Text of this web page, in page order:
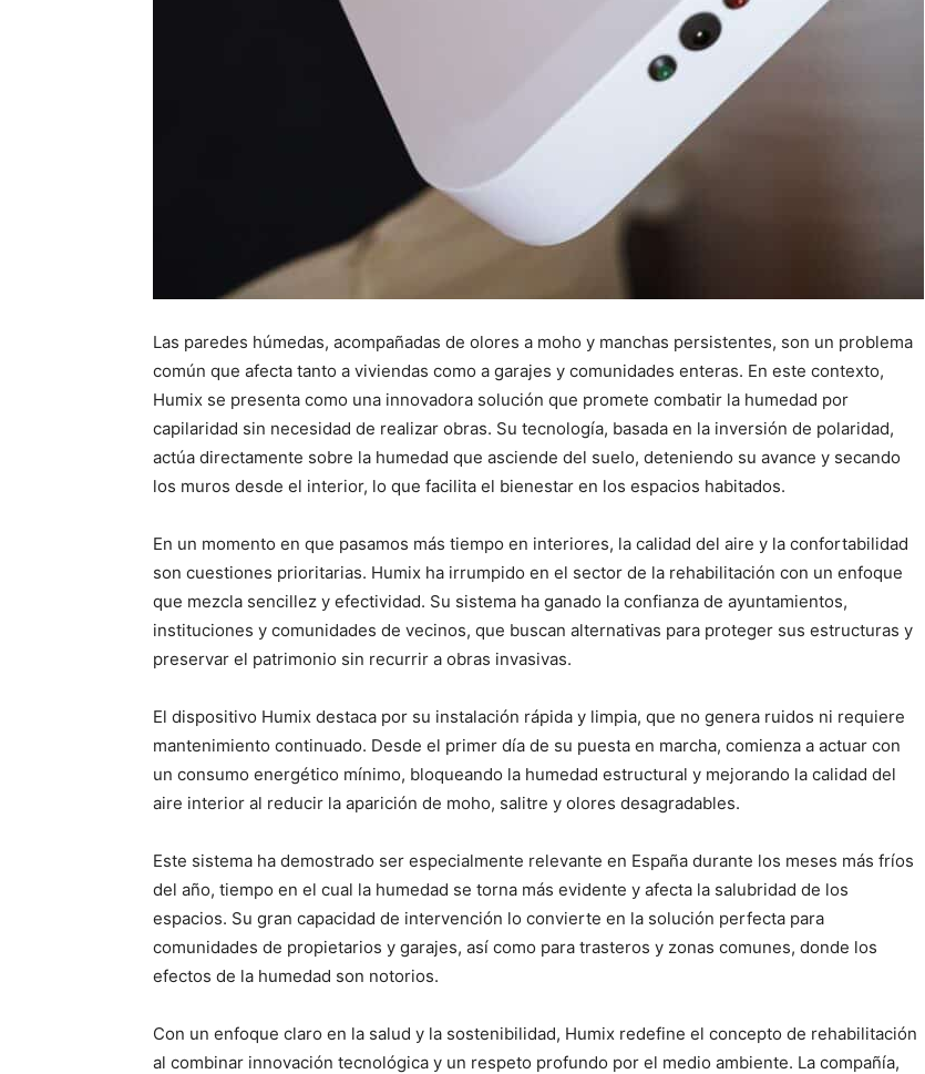
Las paredes húmedas, acompañadas de olores a moho y manchas persistentes, son un problema
común que afecta tanto a viviendas como a garajes y comunidades enteras. En este contexto,
Humix se presenta como una innovadora solución que promete combatir la humedad por
capilaridad sin necesidad de realizar obras. Su tecnología, basada en la inversión de polaridad,
actúa directamente sobre la humedad que asciende del suelo, deteniendo su avance y secando
los muros desde el interior, lo que facilita el bienestar en los espacios habitados.
En un momento en que pasamos más tiempo en interiores, la calidad del aire y la confortabilidad
son cuestiones prioritarias. Humix ha irrumpido en el sector de la rehabilitación con un enfoque
que mezcla sencillez y efectividad. Su sistema ha ganado la confianza de ayuntamientos,
instituciones y comunidades de vecinos, que buscan alternativas para proteger sus estructuras y
preservar el patrimonio sin recurrir a obras invasivas.
El dispositivo Humix destaca por su instalación rápida y limpia, que no genera ruidos ni requiere
mantenimiento continuado. Desde el primer día de su puesta en marcha, comienza a actuar con
un consumo energético mínimo, bloqueando la humedad estructural y mejorando la calidad del
aire interior al reducir la aparición de moho, salitre y olores desagradables.
Este sistema ha demostrado ser especialmente relevante en España durante los meses más fríos
del año, tiempo en el cual la humedad se torna más evidente y afecta la salubridad de los
espacios. Su gran capacidad de intervención lo convierte en la solución perfecta para
comunidades de propietarios y garajes, así como para trasteros y zonas comunes, donde los
efectos de la humedad son notorios.
Con un enfoque claro en la salud y la sostenibilidad, Humix redefine el concepto de rehabilitación
al combinar innovación tecnológica y un respeto profundo por el medio ambiente. La compañía,